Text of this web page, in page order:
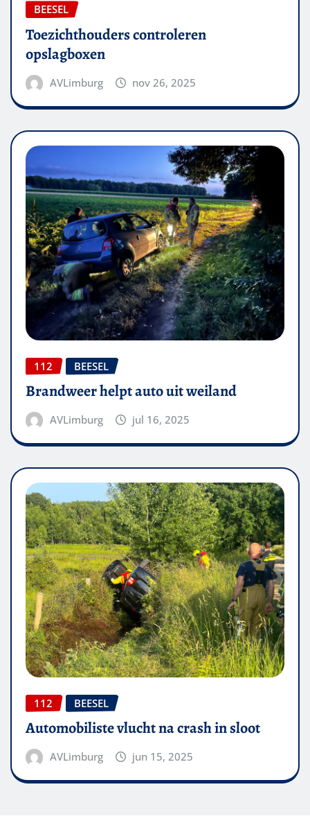
BEESEL
Toezichthouders controleren
opslagboxen
AVLimburg nov 26, 2025
112 BEESEL
Brandweer helpt auto uit weiland
AVLimburg jul 16, 2025
112 BEESEL
Automobiliste vlucht na crash in sloot
AVLimburg jun 15, 2025